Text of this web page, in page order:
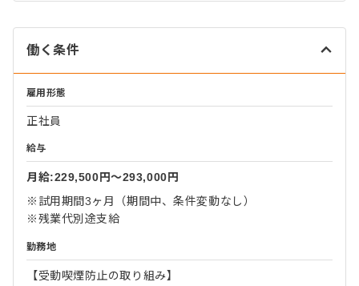
働く条件
雇用形態
正社員
給与
月給:229,500円〜293,000円
※試用期間3ヶ月（期間中、条件変動なし）
※残業代別途支給
勤務地
【受動喫煙防止の取り組み】